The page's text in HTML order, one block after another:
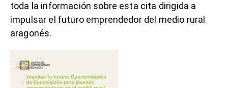
toda la información sobre esta cita dirigida a
impulsar el futuro emprendedor del medio rural
aragonés.